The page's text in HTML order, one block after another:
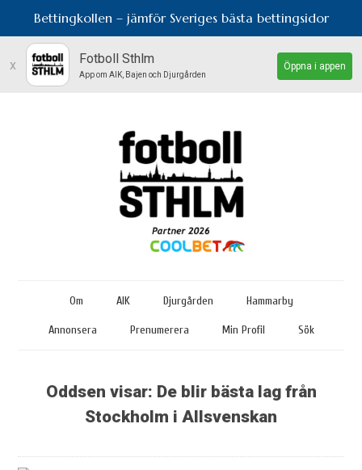
Bettingkollen – jämför Sveriges bästa bettingsidor
x Fotboll Sthlm
App om AIK, Bajen och Djurgården
Öppna i appen
Om AIK Djurgården Hammarby
Annonsera Prenumerera Min Profil Sök
Oddsen visar: De blir bästa lag från
Stockholm i Allsvenskan